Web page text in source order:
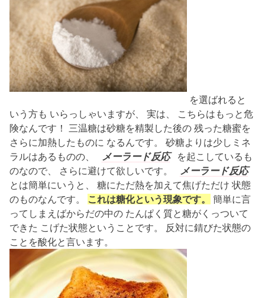
を選ばれると
いう方も いらっしゃいますが、 実は、 こちらはもっと危
険なんです！ 三温糖は砂糖を精製した後の 残った糖蜜を
さらに加熱したものに なるんです。 砂糖よりは少しミネ
ラルはあるものの、
メーラード反応を起こしているも
のなので、 さらに避けて欲しいです。
メーラード反応
とは簡単にいうと、 糖にただ熱を加えて焦げただけ 状態
のものなんです。 これは糖化という現象です。
簡単に言
ってしまえばからだの中の たんぱく質と糖がくっついて
できた こげた状態ということです。 反対に錆びた状態の
ことを酸化と言います。